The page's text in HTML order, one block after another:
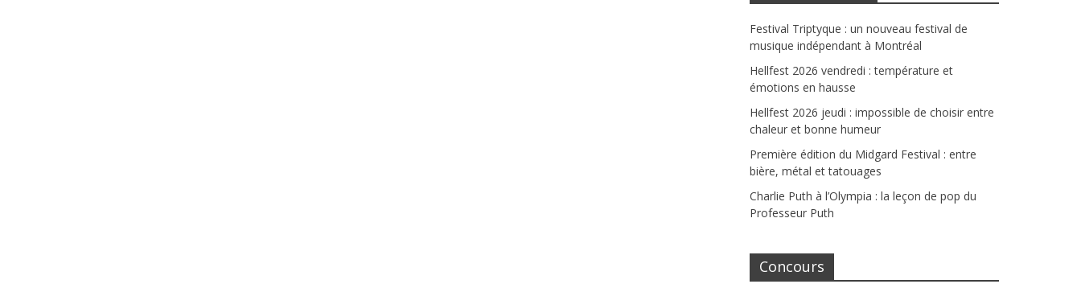
Festival Triptyque : un nouveau festival de
musique indépendant à Montréal
Hellfest 2026 vendredi : température et
émotions en hausse
Hellfest 2026 jeudi : impossible de choisir entre
chaleur et bonne humeur
Première édition du Midgard Festival : entre
bière, métal et tatouages
Charlie Puth à l’Olympia : la leçon de pop du
Professeur Puth
Concours